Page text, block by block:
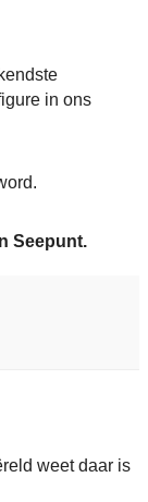
in ons
Seepunt.
weet daar is